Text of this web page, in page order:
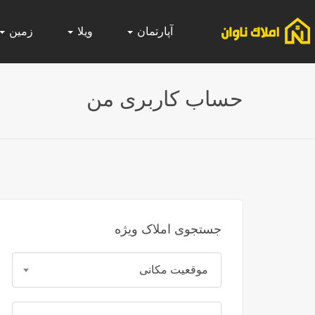
آپارتمان ویلا زمین
حساب کاربری من
جستجوی املاک ویژه
موقعیت مکانی